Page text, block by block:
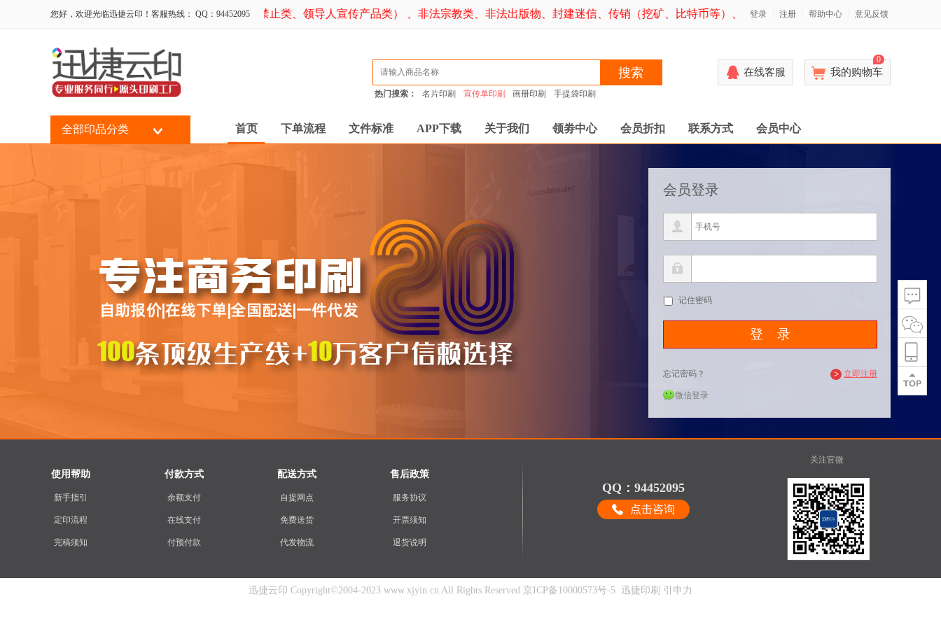
您好，欢迎光临迅捷云印！客服热线： QQ：94452095
警示拒接：时政类（反动、国家明令禁止类、领导人宣传产品类） 、非法宗教类、非法出版物、封建迷信、传销（挖矿、比特币等）、涉黄（明显诱惑、高端保健、上门服
登录 注册 帮助中心 意见反馈
搜索
热门搜索： 名片印刷 宣传单印刷 画册印刷 手提袋印刷
在线客服 我的购物车
0
全部印品分类 首页 下单流程 文件标准 APP下载 关于我们 领劵中心 会员折扣 联系方式 会员中心
会员登录
记住密码
忘记密码？ > 立即注册
微信登录
使用帮助
新手指引
定印流程
完稿须知
付款方式
余额支付
在线支付
付预付款
配送方式
自提网点
免费送货
代发物流
售后政策
服务协议
开票须知
退货说明
QQ：94452095
点击咨询
关注官微
迅捷云印 Copyright©2004-2023 www.xjyin.cn All Rights Reserved 京ICP备10000573号-5 迅捷印刷 引申力